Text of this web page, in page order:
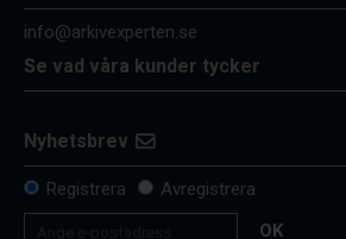
info@arkivexperten.se
Se vad våra kunder tycker
Nyhetsbrev
Registrera
Avregistrera
OK